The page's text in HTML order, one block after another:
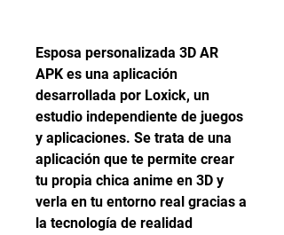
Esposa personalizada 3D AR
APK es una aplicación
desarrollada por Loxick, un
estudio independiente de juegos
y aplicaciones. Se trata de una
aplicación que te permite crear
tu propia chica anime en 3D y
verla en tu entorno real gracias a
la tecnología de realidad